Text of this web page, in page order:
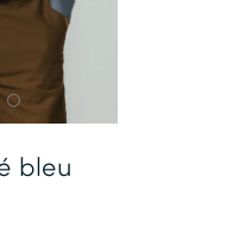
bleu